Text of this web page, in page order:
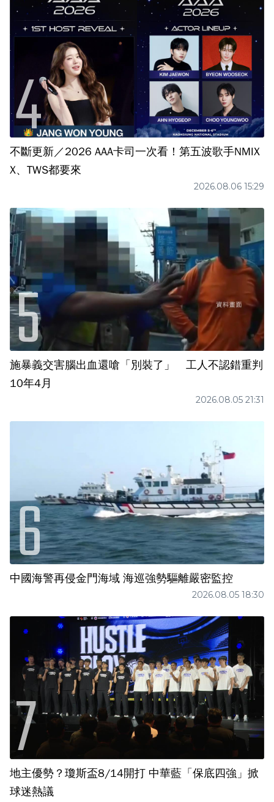
不斷更新／2026 AAA卡司一次看！第五波歌手NMIX
X、TWS都要來
2026.08.06 15:29
施暴義交害腦出血還嗆「別裝了」 工人不認錯重判
10年4月
2026.08.05 21:31
中國海警再侵金門海域 海巡強勢驅離嚴密監控
2026.08.05 18:30
地主優勢？瓊斯盃8/14開打 中華藍「保底四強」掀
球迷熱議